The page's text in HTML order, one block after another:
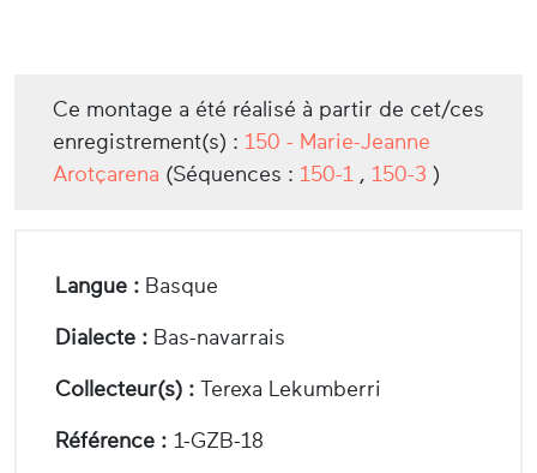
Ce montage a été réalisé à partir de cet/ces
enregistrement(s) : 150 - Marie-­Jeanne
Arotçarena (Séquences : 150-1 , 150-3 )
Langue : Basque
Dialecte : Bas-navarrais
Collecteur(s) : Terexa Lekumberri
Référence : 1-GZB-18